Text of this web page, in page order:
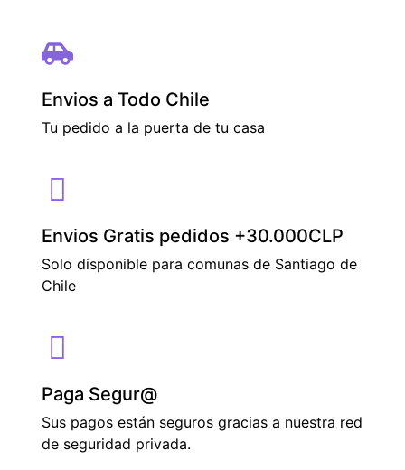
Envios a Todo Chile
Tu pedido a la puerta de tu casa
Envios Gratis pedidos +30.000CLP
Solo disponible para comunas de Santiago de
Chile
Paga Segur@
Sus pagos están seguros gracias a nuestra red
de seguridad privada.